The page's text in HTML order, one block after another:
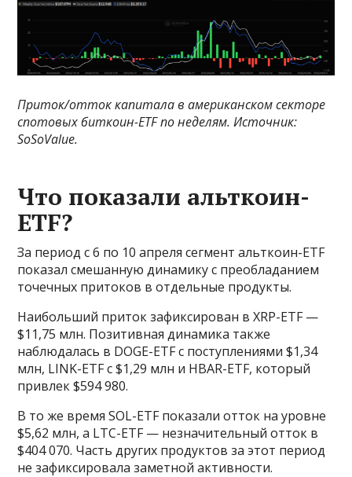
Приток/отток капитала в американском секторе
спотовых биткоин-ETF по неделям. Источник:
SoSoValue.
Что показали альткоин-
ETF?
За период с 6 по 10 апреля сегмент альткоин-ETF
показал смешанную динамику с преобладанием
точечных притоков в отдельные продукты.
Наибольший приток зафиксирован в XRP-ETF —
$11,75 млн. Позитивная динамика также
наблюдалась в DOGE-ETF с поступлениями $1,34
млн, LINK-ETF с $1,29 млн и HBAR-ETF, который
привлек $594 980.
В то же время SOL-ETF показали отток на уровне
$5,62 млн, а LTC-ETF — незначительный отток в
$404 070. Часть других продуктов за этот период
не зафиксировала заметной активности.